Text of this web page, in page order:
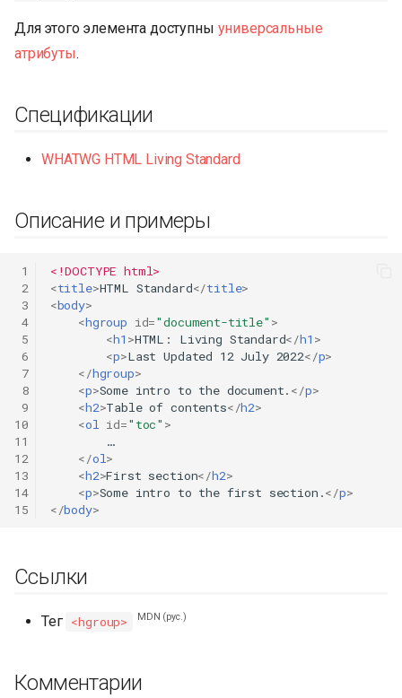
Для этого элемента доступны универсальные
атрибуты.
Спецификации
WHATWG HTML Living Standard
Описание и примеры
1
2
3
4
5
6
7
8
9
10
11
12
13
14
15
<!DOCTYPE html>
<title>HTML Standard</title>
<body>
<hgroup id="document-title" >
<h1 >HTML: Living Standard</h1 >
<p>Last Updated 12 July 2022</p>
</hgroup>
<p>Some intro to the document. </p>
<h2>Table of contents</h2>
<ol id="toc" >
        …
</ol>
<h2>First section</h2>
<p>Some intro to the first section.</p>
</body>
Ссылки
Тег <hgroup> MDN (рус.)
Комментарии